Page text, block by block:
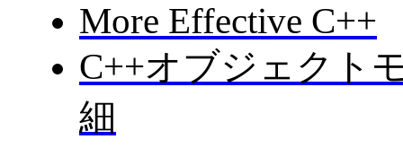
More Effective C++
C++オブジェクト
細